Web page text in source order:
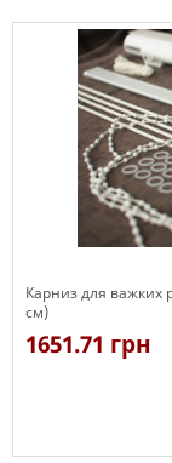
Карниз для важких
см)
1651.71 грн